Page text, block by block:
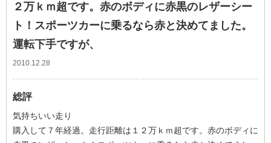
２万ｋｍ超です。赤のボディに赤黒のレザーシー
ト！スポーツカーに乗るなら赤と決めてました。
運転下手ですが、
2010.12.28
総評
気持ちいい走り
購入して７年経過。走行距離は１２万ｋｍ超です。赤のボディに